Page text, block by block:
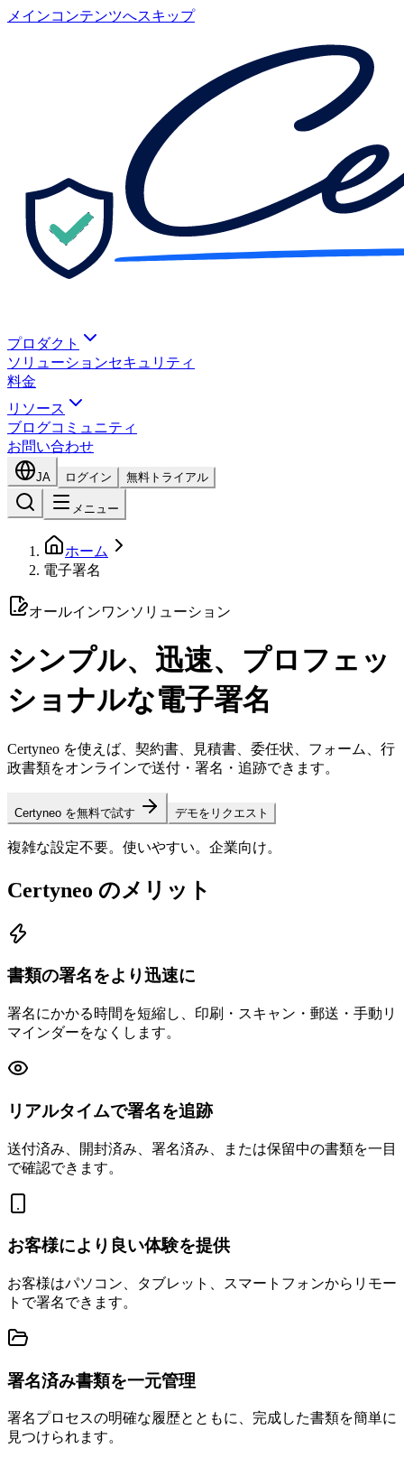
メインコンテンツへスキップ
プロダクト
ソリューションセキュリティ
料金
リソース
ブログコミュニティ
お問い合わせ
JA ログイン 無料トライアル
メニュー
ホーム
電子署名
オールインワンソリューション
シンプル、迅速、プロフェッ
ショナルな電子署名
Certyneo を使えば、契約書、見積書、委任状、フォーム、行
政書類をオンラインで送付・署名・追跡できます。
Certyneo を無料で試す デモをリクエスト
複雑な設定不要。使いやすい。企業向け。
Certyneo のメリット
書類の署名をより迅速に
署名にかかる時間を短縮し、印刷・スキャン・郵送・手動リ
マインダーをなくします。
リアルタイムで署名を追跡
送付済み、開封済み、署名済み、または保留中の書類を一目
で確認できます。
お客様により良い体験を提供
お客様はパソコン、タブレット、スマートフォンからリモー
トで署名できます。
署名済み書類を一元管理
署名プロセスの明確な履歴とともに、完成した書類を簡単に
見つけられます。